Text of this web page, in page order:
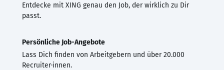
Entdecke mit XING genau den Job, der wirklich zu Dir
passt.
Persönliche Job-Angebote
Lass Dich finden von Arbeitgebern und über 20.000
Recruiter·innen.